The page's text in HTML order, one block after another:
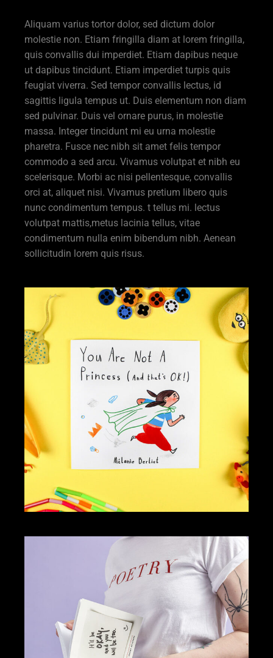
Aliquam varius tortor dolor, sed dictum dolor
molestie non. Etiam fringilla diam at lorem fringilla,
quis convallis dui imperdiet. Etiam dapibus neque
ut dapibus tincidunt. Etiam imperdiet turpis quis
feugiat viverra. Sed tempor convallis lectus, id
sagittis ligula tempus ut. Duis elementum non diam
sed pulvinar. Duis vel ornare purus, in molestie
massa. Integer tincidunt mi eu urna molestie
pharetra. Fusce nec nibh sit amet felis tempor
commodo a sed arcu. Vivamus volutpat et nibh eu
scelerisque. Morbi ac nisi pellentesque, convallis
orci at, aliquet nisi. Vivamus pretium libero quis
nunc condimentum tempus. t tellus mi. lectus
volutpat mattis,metus lacinia tellus, vitae
condimentum nulla enim bibendum nibh. Aenean
sollicitudin lorem quis risus.